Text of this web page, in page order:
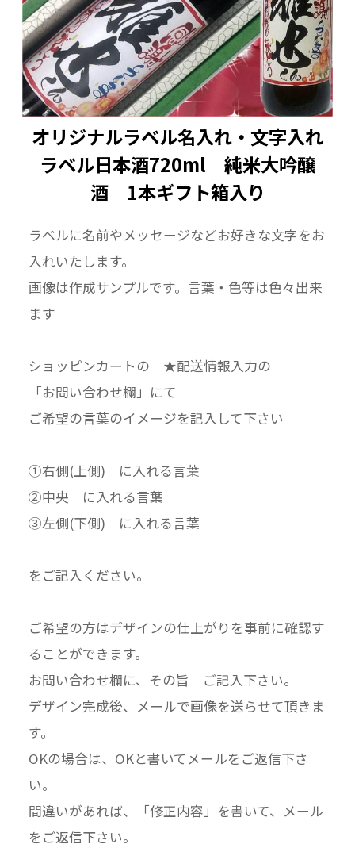
オリジナルラベル名入れ・文字入れ
ラベル日本酒720ml 純米大吟醸
酒 1本ギフト箱入り
ラベルに名前やメッセージなどお好きな文字をお
入れいたします。
画像は作成サンプルです。言葉・色等は色々出来
ます
ショッピンカートの ★配送情報入力の
「お問い合わせ欄」にて
ご希望の言葉のイメージを記入して下さい
①右側(上側) に入れる言葉
②中央 に入れる言葉
③左側(下側) に入れる言葉
をご記入ください。
ご希望の方はデザインの仕上がりを事前に確認す
ることができます。
お問い合わせ欄に、その旨 ご記入下さい。
デザイン完成後、メールで画像を送らせて頂きま
す。
OKの場合は、OKと書いてメールをご返信下さ
い。
間違いがあれば、「修正内容」を書いて、メール
をご返信下さい。